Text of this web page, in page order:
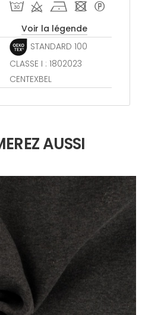
T d h - *
Voir la légende
STANDARD 100
CLASSE I : 1802023
CENTEXBEL
AUSSI